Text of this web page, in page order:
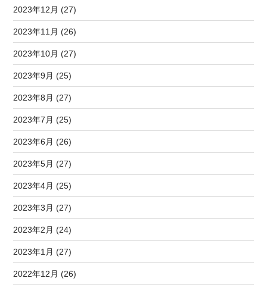
2023年12月 (27)
2023年11月 (26)
2023年10月 (27)
2023年9月 (25)
2023年8月 (27)
2023年7月 (25)
2023年6月 (26)
2023年5月 (27)
2023年4月 (25)
2023年3月 (27)
2023年2月 (24)
2023年1月 (27)
2022年12月 (26)